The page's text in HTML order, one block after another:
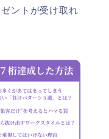
ントが受け取れ